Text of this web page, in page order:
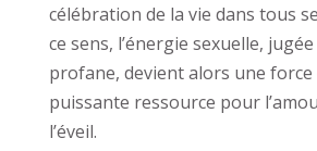
célébration de la vie dans tous
ce sens, l’énergie sexuelle,
profane, devient alors une force
puissante ressource pour
l’éveil.